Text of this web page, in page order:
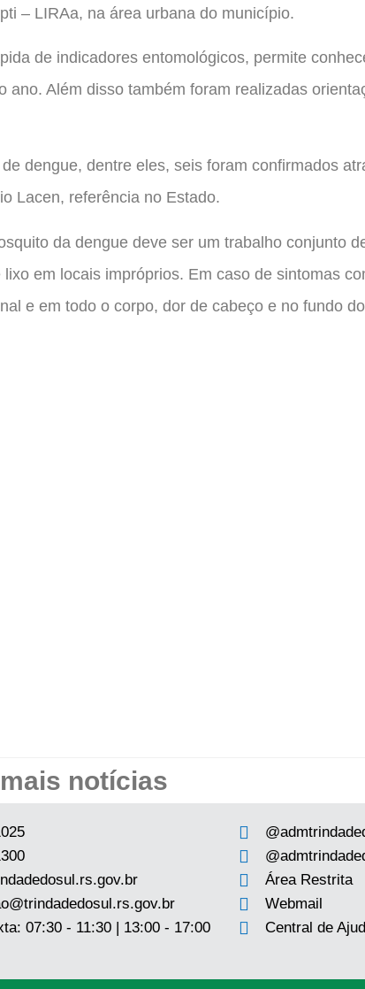
– LIRAa, na área urbana do município.
de indicadores entomológicos, permite
Além disso também foram realizadas
dengue, dentre eles, seis foram confirmados
Lacen, referência no Estado.
da dengue deve ser um trabalho conjunto
em locais impróprios. Em caso de sintomas
e em todo o corpo, dor de cabeço e no fundo
notícias
07:30 - 11:30 | 13:00 - 17:00
Área Restrita
Webmail
Central de